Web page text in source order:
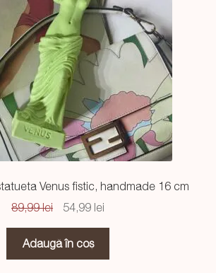
Venus fistic, handmade 16 cm
89,99lei
Prețul
a
fost:
54,99 leiPrețul
54,99 lei.
Adaugă în coș